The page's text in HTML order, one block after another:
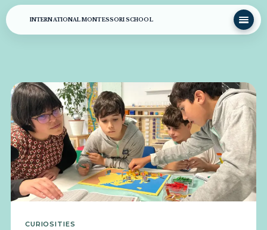
INTERNATIONAL MONTESSORI SCHOOL
CURIOSITIES